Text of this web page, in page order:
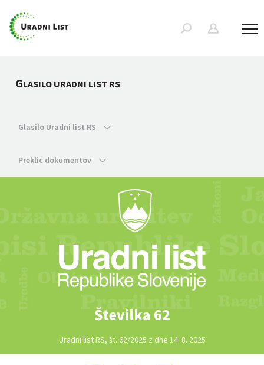
GLASILO URADNI LIST RS
Glasilo Uradni list RS
Preklic dokumentov
Številka 62
Uradni list RS, št. 62/2025 z dne 14. 8. 2025